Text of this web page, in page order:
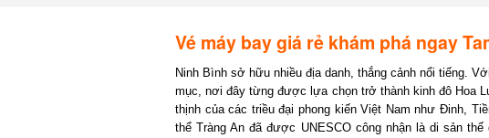
Vé máy bay giá rẻ khám phá ngay
Ninh Bình sở hữu nhiều địa danh, thắng cảnh nổi tiếng.
mục, nơi đây từng được lựa chọn trở thành kinh đô Hoa
thịnh của các triều đại phong kiến Việt Nam như Đinh,
thể Tràng An đã được UNESCO công nhận là di sản thế